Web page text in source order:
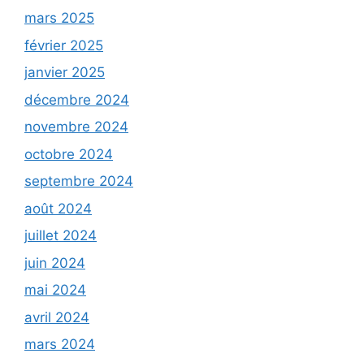
mars 2025
février 2025
janvier 2025
décembre 2024
novembre 2024
octobre 2024
septembre 2024
août 2024
juillet 2024
juin 2024
mai 2024
avril 2024
mars 2024